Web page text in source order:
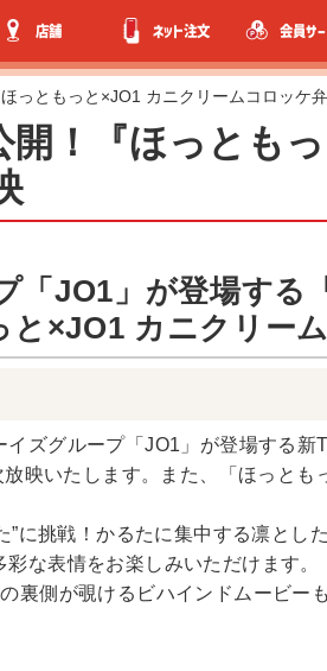
店舗 ネット注文 会員サー
っともっと×JO1 カニクリームコロッケ
開！『ほっとも
「JO1」が登場する
×JO1 カニクリー
ズグループ「JO1」が登場する
映いたします。また、「ほっとも
に挑戦！かるたに集中する凛とし
な表情をお楽しみいただけます。
裏側が覗けるビハインドムービー